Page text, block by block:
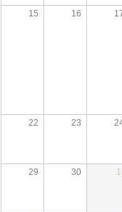
15 16
22 23
29 30 1